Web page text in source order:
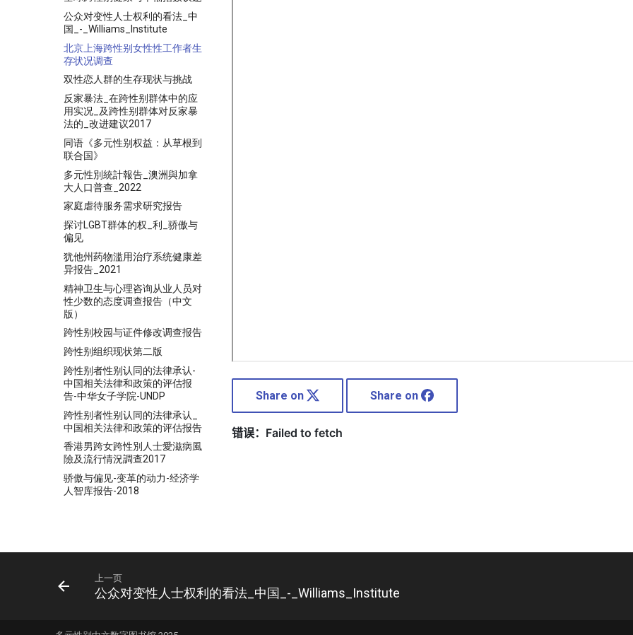
公众对变性人士权利的看法_中
国_-_Williams_Institute
北京上海跨性别女性性工作者生
存状况调查
双性恋人群的生存现状与挑战
反家暴法_在跨性别群体中的应
用实况_及跨性别群体对反家暴
法的_改进建议2017
同语《多元性别权益：从草根到
联合国》
多元性別統計報告_澳洲與加拿
大人口普查_2022
家庭虐待服务需求研究报告
探讨LGBT群体的权_利_骄傲与
偏见
犹他州药物滥用治疗系统健康差
异报告_2021
精神卫生与心理咨询从业人员对
性少数的态度调查报告（中文
版）
跨性别校园与证件修改调查报告
跨性别组织现状第二版
跨性别者性别认同的法律承认-
中国相关法律和政策的评估报
告-中华女子学院-UNDP
跨性别者性别认同的法律承认_
中国相关法律和政策的评估报告
香港男跨女跨性別人士愛滋病風
險及流行情況調查2017
骄傲与偏见-变革的动力-经济学
人智库报告-2018
Share on Share on
上一页
公众对变性人士权利的看法_中国_-_Williams_Institute